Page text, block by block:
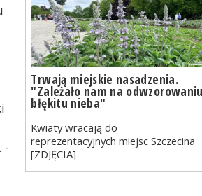
Trwają miejskie nasadzenia.
"Zależało nam na odwzorowaniu
błękitu nieba"
Kwiaty wracają do
reprezentacyjnych miejsc Szczecina
[ZDJĘCIA]
-